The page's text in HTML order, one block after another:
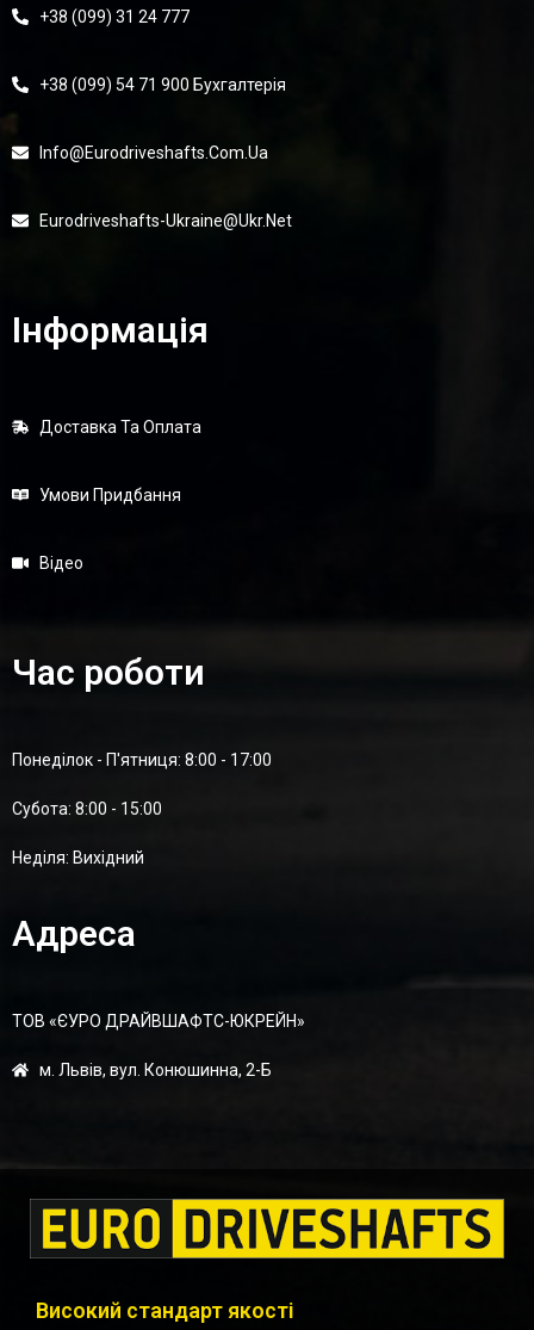
+38 (099) 31 24 777
+38 (099) 54 71 900 Бухгалтерія
Info@eurodriveshafts.com.ua
Eurodriveshafts-Ukraine@ukr.net
Інформація
Доставка Та Оплата
Умови Придбання
Відео
Час роботи
Понеділок - П'ятниця: 8:00 - 17:00
Суботa: 8:00 - 15:00
Неділя: Вихідний
Адреса
ТОВ «ЄУРО ДРАЙВШАФТC-ЮКРЕЙН»
м. Львів, вул. Конюшинна, 2-Б
Високий стандарт якості